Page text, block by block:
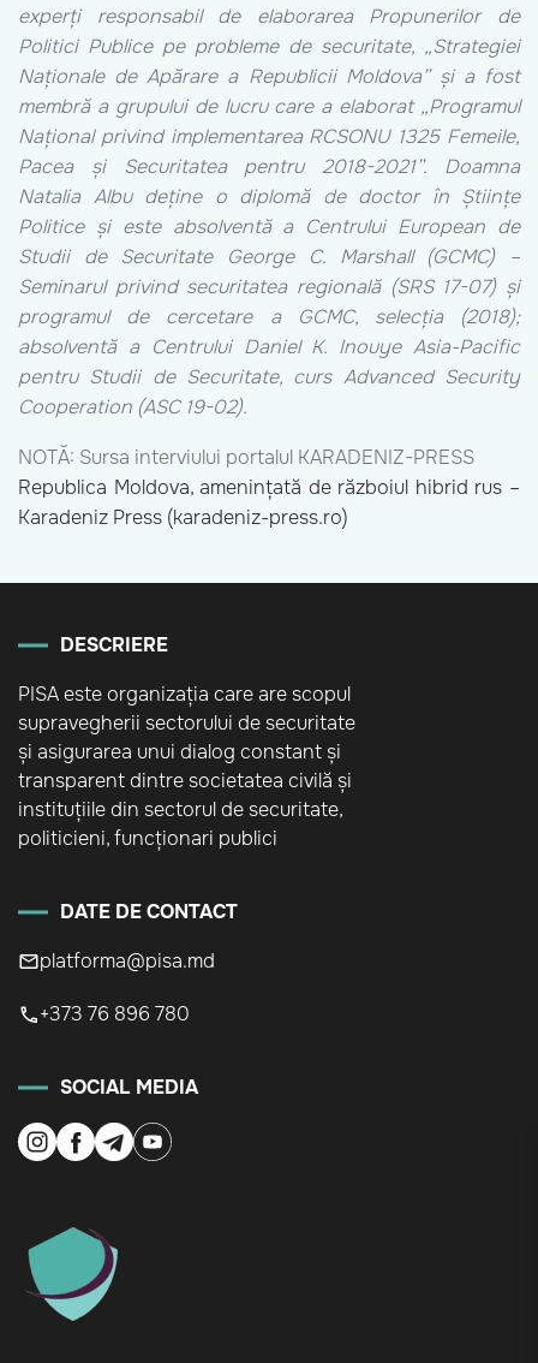
experți responsabil de elaborarea Propunerilor de
Politici Publice pe probleme de securitate, „Strategiei
Naționale de Apărare a Republicii Moldova” și a fost
membră a grupului de lucru care a elaborat „Programul
Național privind implementarea RCSONU 1325 Femeile,
Pacea și Securitatea pentru 2018-2021”. Doamna
Natalia Albu deține o diplomă de doctor în Științe
Politice și este absolventă a Centrului European de
Studii de Securitate George C. Marshall (GCMC) –
Seminarul privind securitatea regională (SRS 17-07) și
programul de cercetare a GCMC, selecția (2018);
absolventă a Centrului Daniel K. Inouye Asia-Pacific
pentru Studii de Securitate, curs Advanced Security
Cooperation (ASC 19-02).
NOTĂ: Sursa interviului portalul KARADENIZ-PRESS
Republica Moldova, amenințată de războiul hibrid rus –
Karadeniz Press (karadeniz-press.ro)
DESCRIERE
PISA este organizația care are scopul
supravegherii sectorului de securitate
și asigurarea unui dialog constant și
transparent dintre societatea civilă și
instituțiile din sectorul de securitate,
politicieni, funcționari publici
DATE DE CONTACT
platforma@pisa.md
+373 76 896 780
SOCIAL MEDIA